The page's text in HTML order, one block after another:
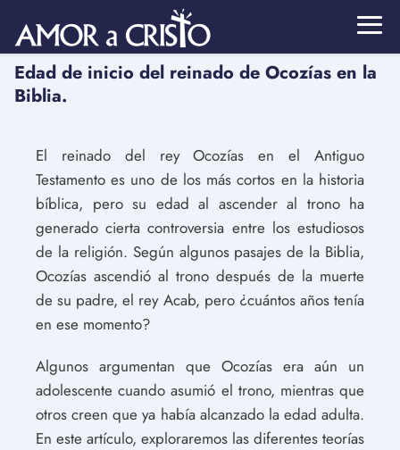
Edad de inicio del reinado de Ocozías en la
Biblia.
El reinado del rey Ocozías en el Antiguo
Testamento es uno de los más cortos en la historia
bíblica, pero su edad al ascender al trono ha
generado cierta controversia entre los estudiosos
de la religión. Según algunos pasajes de la Biblia,
Ocozías ascendió al trono después de la muerte
de su padre, el rey Acab, pero ¿cuántos años tenía
en ese momento?
Algunos argumentan que Ocozías era aún un
adolescente cuando asumió el trono, mientras que
otros creen que ya había alcanzado la edad adulta.
En este artículo, exploraremos las diferentes teorías